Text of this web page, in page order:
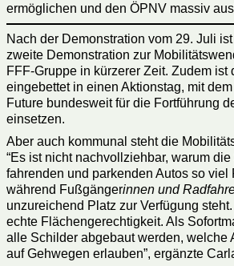
ermöglichen und den ÖPNV massiv
Nach der Demonstration vom 29. Juli
zweite Demonstration zur
FFF-Gruppe in kürzerer Zeit. Zudem ist
eingebettet in einen Aktionstag, mit
Future bundesweit für die Fortführung
einsetzen.
Aber auch kommunal steht die
“Es ist nicht nachvollziehbar, warum
fahrenden und parkenden Autos so viel
während Fußgängerinnen und
unzureichend Platz zur Verfügung
echte Flächengerechtigkeit. Als
alle Schilder abgebaut werden, welche
auf Gehwegen erlauben”, ergänzte